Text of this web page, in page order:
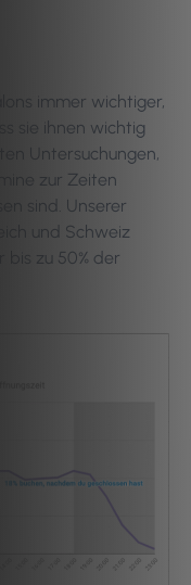
immer wichtiger,
sie ihnen wichtig
Untersuchungen,
zur Zeiten
sind. Unserer
und Schweiz
bis zu 50% der